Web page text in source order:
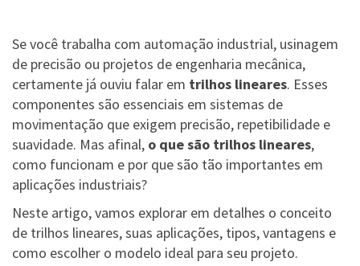
Se você trabalha com automação industrial, usinagem
de precisão ou projetos de engenharia mecânica,
certamente já ouviu falar em trilhos lineares. Esses
componentes são essenciais em sistemas de
movimentação que exigem precisão, repetibilidade e
suavidade. Mas afinal, o que são trilhos lineares,
como funcionam e por que são tão importantes em
aplicações industriais?
Neste artigo, vamos explorar em detalhes o conceito
de trilhos lineares, suas aplicações, tipos, vantagens e
como escolher o modelo ideal para seu projeto.